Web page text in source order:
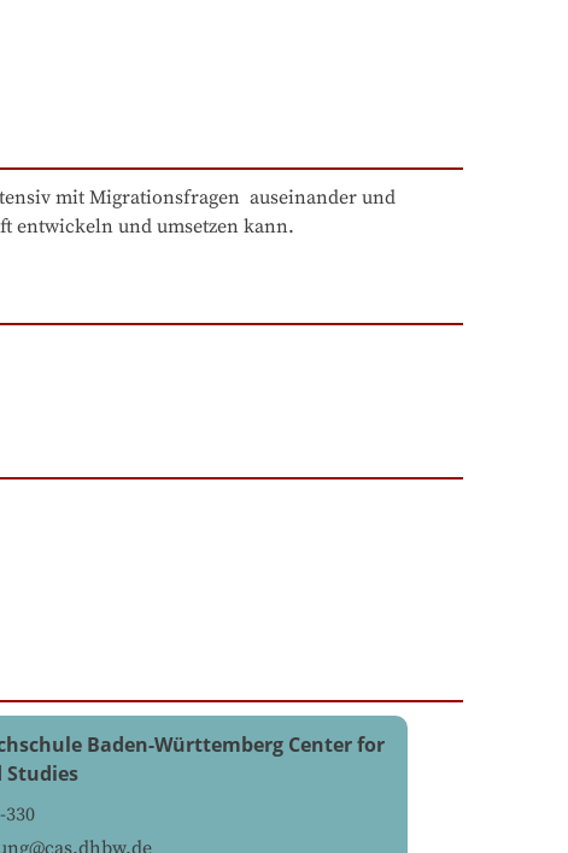
mit Migrationsfragen  auseinander und
entwickeln und umsetzen kann.
Baden-Württemberg Center for
Studies
330